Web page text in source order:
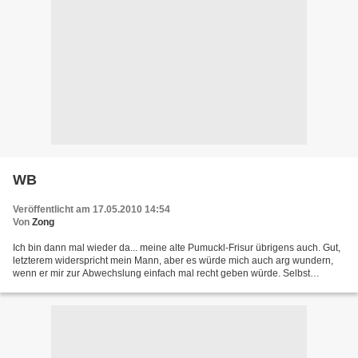
WB
Veröffentlicht am 17.05.2010 14:54
Von Zong
Ich bin dann mal wieder da... meine alte Pumuckl-Frisur übrigens auch. Gut,
letzterem widerspricht mein Mann, aber es würde mich auch arg wundern,
wenn er mir zur Abwechslung einfach mal recht geben würde. Selbst